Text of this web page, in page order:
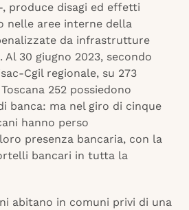
produce disagi ed effetti
nelle aree interne della
da infrastrutture
30 giugno 2023, secondo
Cgil regionale, su 273
252 possiedono
banca: ma nel giro di cinque
hanno perso
presenza bancaria, con la
bancari in tutta la
abitano in comuni privi di una